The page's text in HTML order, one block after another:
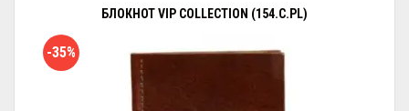
БЛОКНОТ VIP COLLECTION (154.C.PL)
-35%